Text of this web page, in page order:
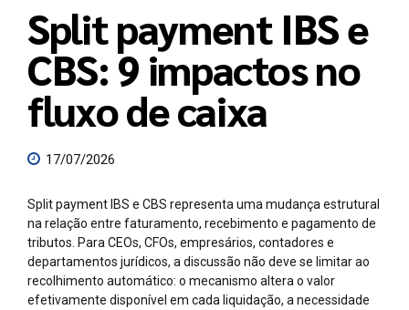
Split payment IBS e
CBS: 9 impactos no
fluxo de caixa
17/07/2026
Split payment IBS e CBS representa uma mudança estrutural
na relação entre faturamento, recebimento e pagamento de
tributos. Para CEOs, CFOs, empresários, contadores e
departamentos jurídicos, a discussão não deve se limitar ao
recolhimento automático: o mecanismo altera o valor
efetivamente disponível em cada liquidação, a necessidade